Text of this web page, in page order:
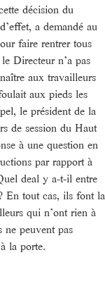
décision du
a demandé au
faire rentrer tous
Directeur n’a pas
aux travailleurs
aux pieds les
le président de la
de session du Haut
à une question en
par rapport à
deal y a-t-il entre
En tout cas, ils font la
qui n’ont rien à
peuvent pas
la porte.